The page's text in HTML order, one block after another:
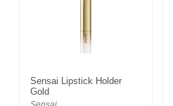
Sensai Lipstick Holder
Gold